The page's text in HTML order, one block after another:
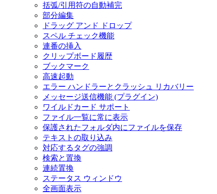
括弧/引用符の自動補完
部分編集
ドラッグ アンド ドロップ
スペル チェック機能
連番の挿入
クリップボード履歴
ブックマーク
高速起動
エラー ハンドラーとクラッシュ リカバリー
メッセージ送信機能 (プラグイン)
ワイルドカード サポート
ファイル一覧に常に表示
保護されたフォルダ内にファイルを保存
テキストの取り込み
対応するタグの強調
検索と置換
連続置換
ステータス ウィンドウ
全画面表示